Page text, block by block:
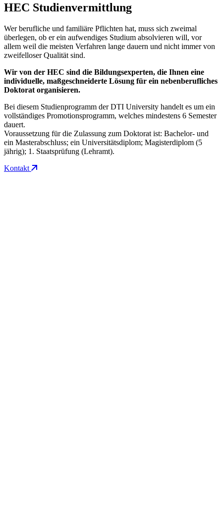
HEC Studienvermittlung
Wer berufliche und familiäre Pflichten hat, muss sich zweimal
überlegen, ob er ein aufwendiges Studium absolvieren will, vor
allem weil die meisten Verfahren lange dauern und nicht immer von
zweifelloser Qualität sind.
Wir von der HEC sind die Bildungsexperten, die Ihnen eine
individuelle, maßgeschneiderte Lösung für ein nebenberufliches
Doktorat organisieren.
Bei diesem Studienprogramm der DTI University handelt es um ein
vollständiges Promotionsprogramm, welches mindestens 6 Semester
dauert.
Voraussetzung für die Zulassung zum Doktorat ist: Bachelor- und
ein Masterabschluss; ein Universitätsdiplom; Magisterdiplom (5
jährig); 1. Staatsprüfung (Lehramt).
Kontakt